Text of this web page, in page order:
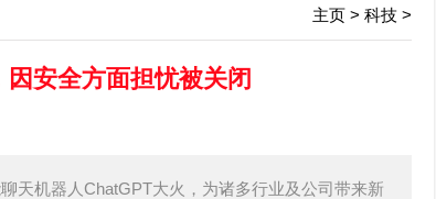
主页 > 科技 >
安全方面担忧被关闭
天机器人ChatGPT大火，为诸多行业及公司带来新